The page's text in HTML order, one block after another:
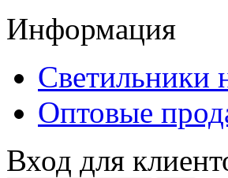
Информация
Светильники
Оптовые
Вход для